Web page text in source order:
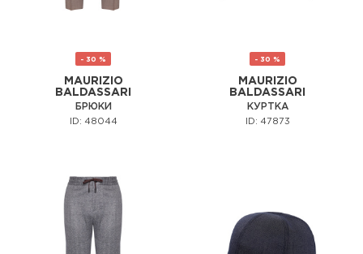
- 30 %
MAURIZIO
BALDASSARI
БРЮКИ
ID: 48044
- 30 %
MAURIZIO
BALDASSARI
КУРТКА
ID: 47873